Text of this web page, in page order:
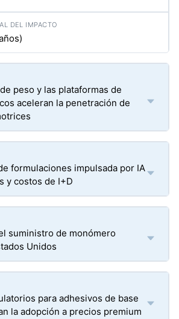
peso y las plataformas de
aceleran la penetración de
formulaciones impulsada por IA
y costos de I+D
suministro de monómero
Unidos
para adhesivos de base
la adopción a precios premium